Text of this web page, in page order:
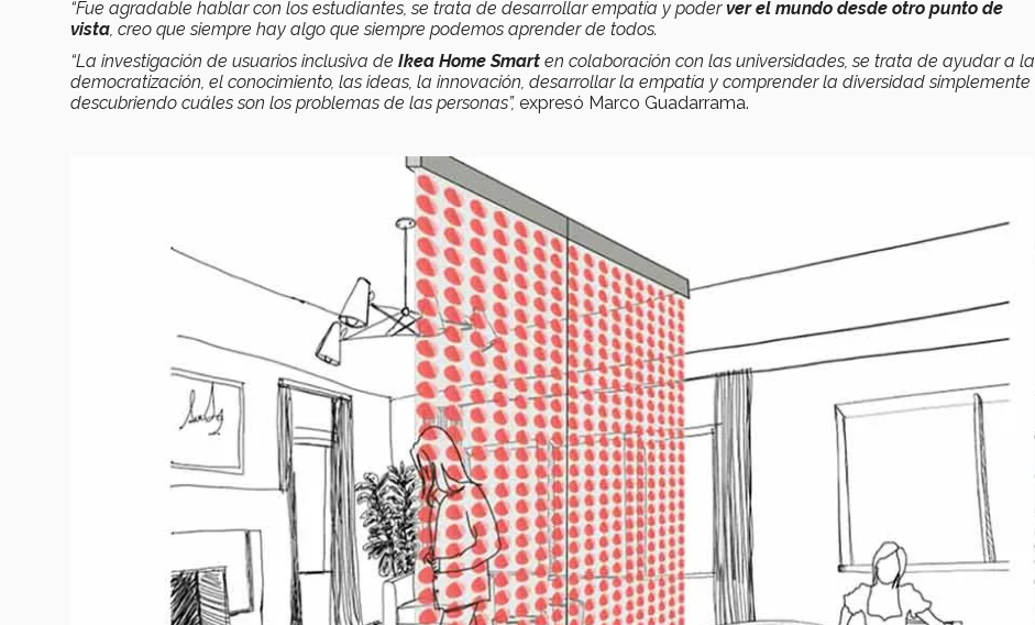
“Fue agradable hablar con los estudiantes, se trata de desarrollar empatía y poderver el mundo desde otro punto de
vista , creo que siempre hay algo que siempre podemos aprender de todos.
“La investigación de usuarios inclusiva de Ikea Home Smart en colaboración con las universidades, se trata de ayudar a la
democratización, el conocimiento, las ideas, la innovación, desarrollar la empatía y comprender la diversidad simplemente
descubriendo cuáles son los problemas de las personas”, expresó Marco Guadarrama.